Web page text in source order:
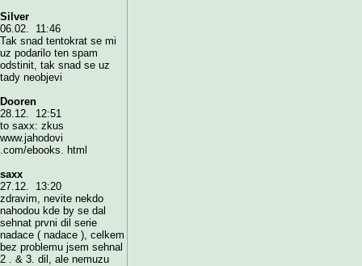
Silver
06.02. 11:46
Tak snad tentokrat se mi
uz podarilo ten spam
odstinit, tak snad se uz
tady neobjevi
Dooren
28.12. 12:51
to saxx: zkus
www.jahodovi
.com/ebooks. html
saxx
27.12. 13:20
zdravim, nevite nekdo
nahodou kde by se dal
sehnat prvni dil serie
nadace ( nadace ), celkem
bez problemu jsem sehnal
2 . & 3. dil, ale nemuzu